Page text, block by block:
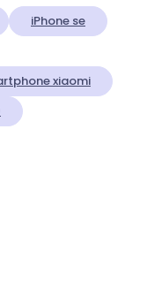
iPhone se
xiaomi